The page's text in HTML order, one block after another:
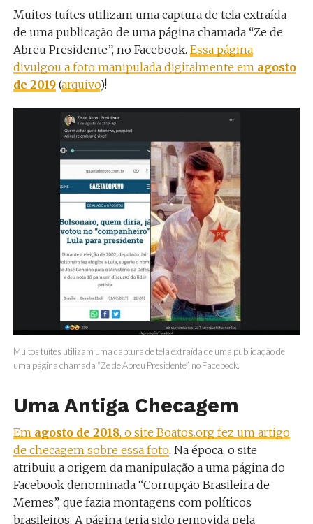
Muitos tuítes utilizam uma captura de tela extraída
de uma publicação de uma página chamada “Ze de
Abreu Presidente”, no Facebook. Essa página
divulgou a foto manipulada digitalmente em agosto
de 2019(arquivo)!
Muitos tuítes utilizam uma captura de tela extraída de uma publicação de
uma página chamada “Ze de Abreu Presidente”, no Facebook.
Uma Antiga Checagem
Em agosto de 2018, o site Boatos.org fez um artigo
de checagem sobre essa foto. Na época, o site
atribuiu a origem da manipulação a uma página do
Facebook denominada “Corrupção Brasileira de
Memes”, que fazia montagens com políticos
brasileiros. A página teria sido removida pela